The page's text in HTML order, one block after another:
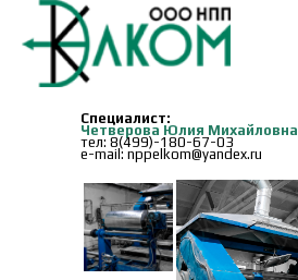
Специалист:
Четверова Юлия Михайловна
тел: 8(499)-180-67-03
e-mail: nppelkom@yandex.ru